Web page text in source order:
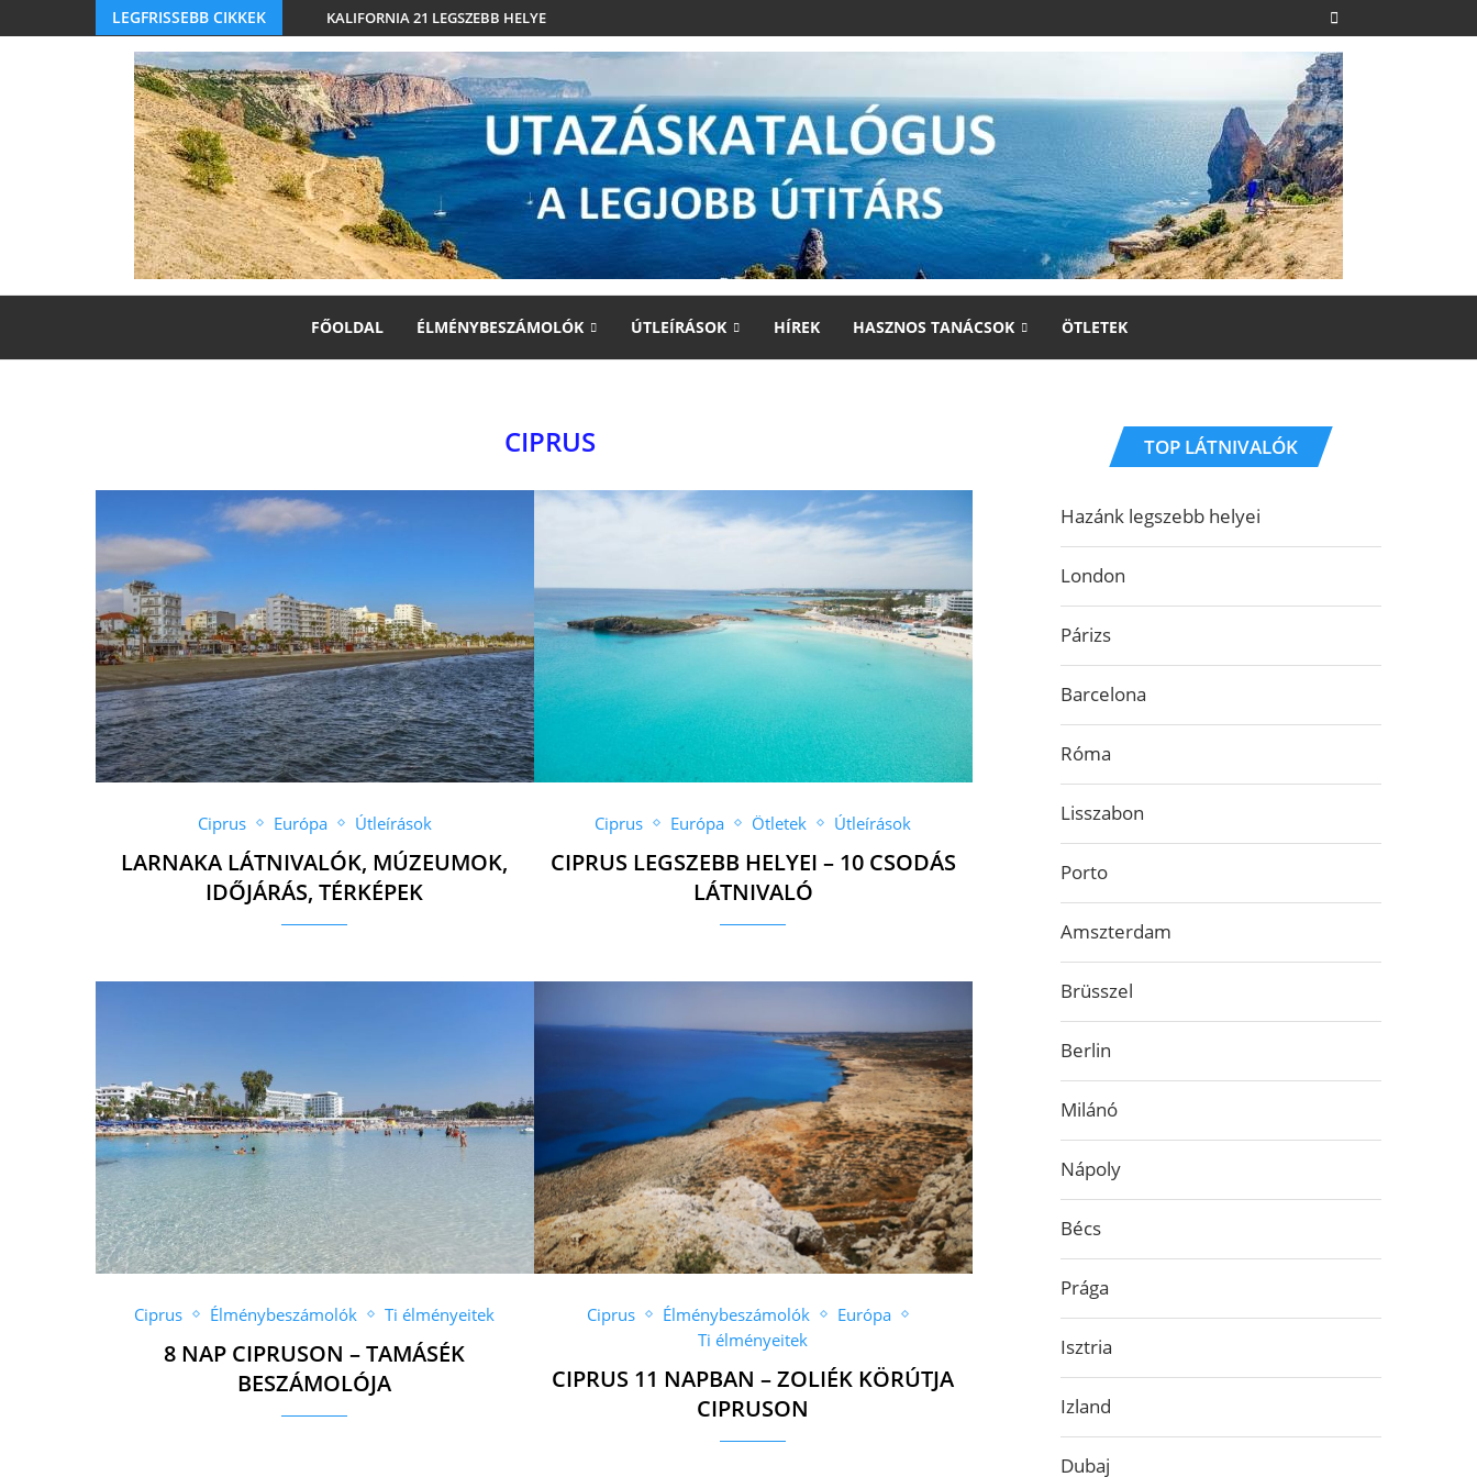
LEGFRISSEBB CIKKEK KALIFORNIA 21 LEGSZEBB HELYE
FŐOLDAL ÉLMÉNYBESZÁMOLÓK ÚTLEÍRÁSOK HÍREK HASZNOS TANÁCSOK ÖTLETEK
CIPRUS
Ciprus Európa Útleírások
LARNAKA LÁTNIVALÓK, MÚZEUMOK,
IDŐJÁRÁS, TÉRKÉPEK
Ciprus Európa Ötletek Útleírások
CIPRUS LEGSZEBB HELYEI – 10 CSODÁS
LÁTNIVALÓ
Ciprus Élménybeszámolók Ti élményeitek
8 NAP CIPRUSON – TAMÁSÉK
BESZÁMOLÓJA
Ciprus Élménybeszámolók
Európa
Ti élményeitek
CIPRUS 11 NAPBAN – ZOLIÉK KÖRÚTJA
CIPRUSON
TOP LÁTNIVALÓK
Hazánk legszebb helyei
London
Párizs
Barcelona
Róma
Lisszabon
Porto
Amszterdam
Brüsszel
Berlin
Milánó
Nápoly
Bécs
Prága
Isztria
Izland
Dubaj